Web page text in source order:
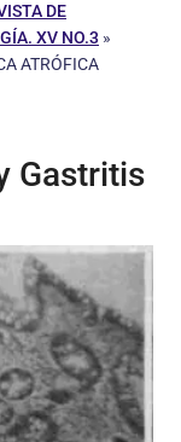
DE
XV NO.3 »
ATRÓFICA
Gastritis